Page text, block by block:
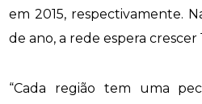
em 2015, respectivamente.
de ano, a rede espera crescer
“Cada região tem uma